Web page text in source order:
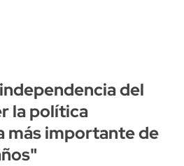
del
la política
más importante de